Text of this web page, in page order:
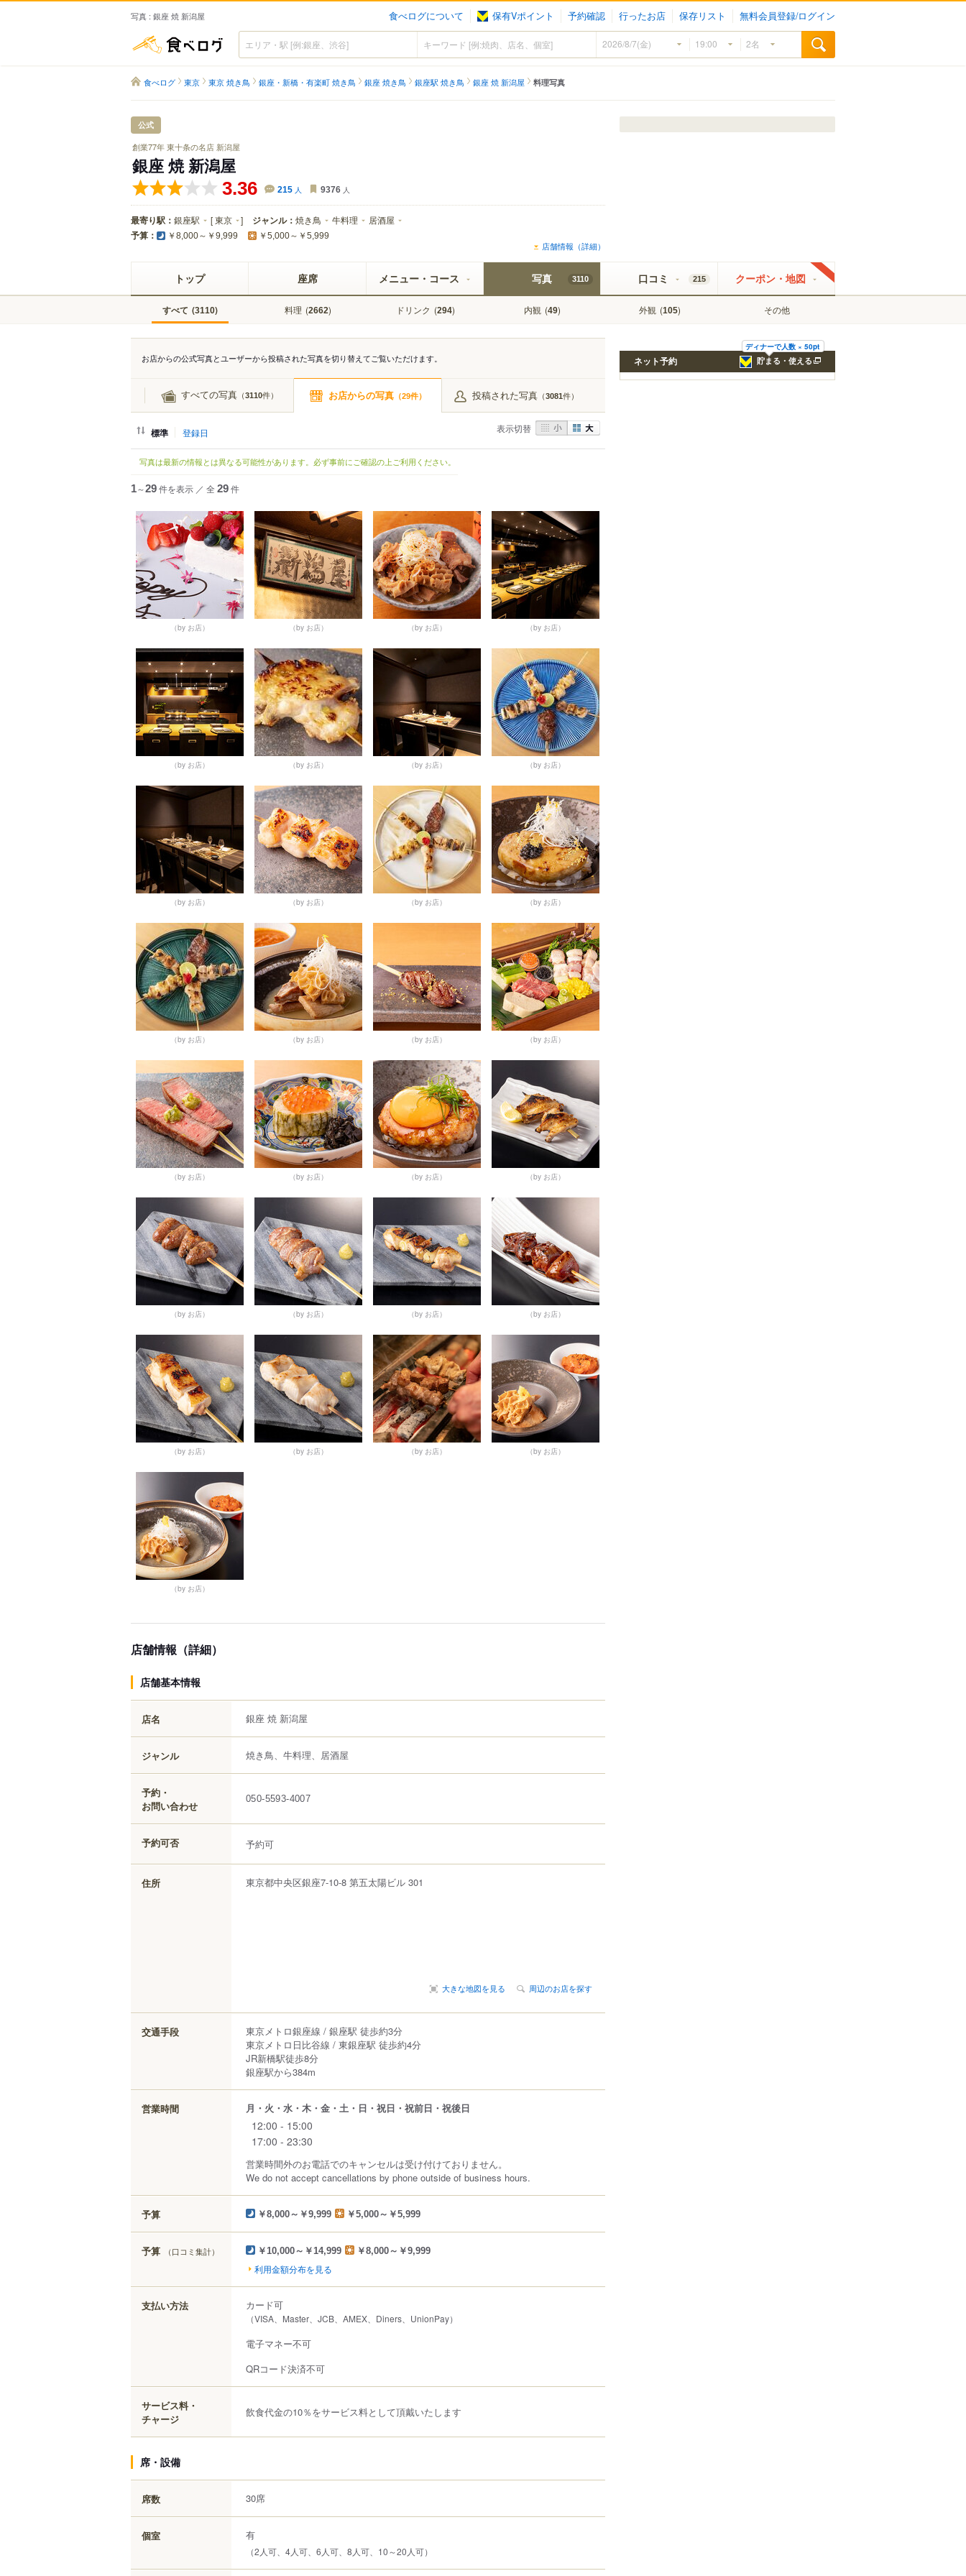
写真 : 銀座 焼 新潟屋 食べログについて 保有Vポイント 予約確認 行ったお店 保存リスト 無料会員登録/ログイン
食べログ
食べログ 東京 東京 焼き鳥 銀座・新橋・有楽町 焼き鳥 銀座 焼き鳥 銀座駅 焼き鳥 銀座 焼 新潟屋 料理写真
公式
創業77年 東十条の名店 新潟屋
銀座 焼 新潟屋
3.36 215 人 9376 人
最寄り駅： 銀座駅 [東京 ] ジャンル： 焼き鳥 牛料理 居酒屋
予算： ￥8,000～￥9,999 ￥5,000～￥5,999
店舗情報（詳細）
トップ 座席 メニュー・コース 写真 3110
すべて (3110) 料理 (2662) ドリンク (294) 内観 (49) 外観 (105) その他
口コミ 215 クーポン・地図
お店からの公式写真とユーザーから投稿された写真を切り替えてご覧いただけます。
すべての写真（3110件） お店からの写真（29件） 投稿された写真 （3081件）
標準 登録日 表示切替
写真は最新の情報とは異なる可能性があります。必ず事前にご確認の上ご利用ください。
1～29件を表示 ／ 全 29件
（by お店） （by お店） （by お店） （by お店）
（by お店） （by お店） （by お店） （by お店）
（by お店） （by お店） （by お店） （by お店）
（by お店） （by お店） （by お店） （by お店）
（by お店） （by お店） （by お店） （by お店）
（by お店） （by お店） （by お店） （by お店）
（by お店） （by お店） （by お店） （by お店）
（by お店）
店舗情報（詳細）
店舗基本情報
店名 銀座 焼 新潟屋
ジャンル 焼き鳥、牛料理、居酒屋
予約・
お問い合わせ
050-5593-4007
予約可否 予約可
住所 東京都中央区銀座7-10-8 第五太陽ビル 301
大きな地図を見る 周辺のお店を探す
交通手段
東京メトロ銀座線 / 銀座駅 徒歩約3分
東京メトロ日比谷線 / 東銀座駅 徒歩約4分
JR新橋駅徒歩8分
銀座駅から384m
営業時間 月・火・水・木・金・土・日・祝日・祝前日・祝後日
12:00 - 15:00
17:00 - 23:30
営業時間外のお電話でのキャンセルは受け付けておりません。
We do not accept cancellations by phone outside of business hours.
予算 ￥8,000～￥9,999 ￥5,000～￥5,999
予算 （口コミ集計） ￥10,000～￥14,999 ￥8,000～￥9,999
利用金額分布を見る
支払い方法 カード可
（VISA、Master、JCB、AMEX、Diners、UnionPay）
電子マネー不可
QRコード決済不可
サービス料・
チャージ
飲食代金の10％をサービス料として頂戴いたします
席・設備
席数 30席
個室 有
（2人可、4人可、6人可、8人可、10～20人可）
ディナーで人数 × 50pt
貯まる・使える
ネット予約